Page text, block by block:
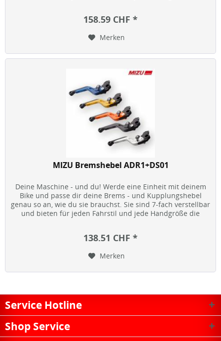
158.59 CHF *
Merken
MIZU Bremshebel ADR1+DS01
Deine Maschine - und du! Werde eine Einheit mit deinem
Bike und passe dir deine Brems - und Kupplungshebel
genau so an, wie du sie brauchst. Sie sind 7-fach verstellbar
und bieten für jeden Fahrstil und jede Handgröße die
138.51 CHF *
Merken
Service Hotline
Shop Service